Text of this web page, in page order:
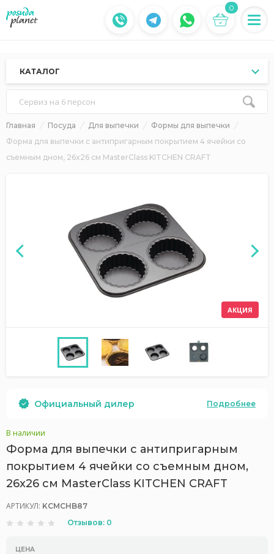
0
КАТАЛОГ
Сервиз на 6 персон
Главная Посуда Для выпечки
Формы для выпечки
Форма для выпечки с антипригарным покрытием 4 ячейки со
съемным дном, 26x26 см MasterClass KITCHEN CRAFT
АКЦИЯ
Официальный дилер Подробнее
В наличии
Форма для выпечки с антипригарным
покрытием 4 ячейки со съемным дном,
26x26 см MasterClass KITCHEN CRAFT
АРТИКУЛ: KCMCHB87
Отзывов: 0
ЦЕНА